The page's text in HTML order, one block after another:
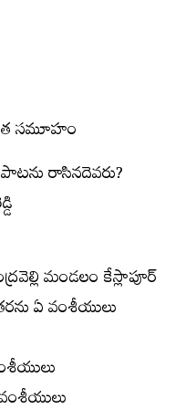
సమూహం
రాసినదెవరు?
మండలం కేస్లాపూర్
ఏ వంశీయులు